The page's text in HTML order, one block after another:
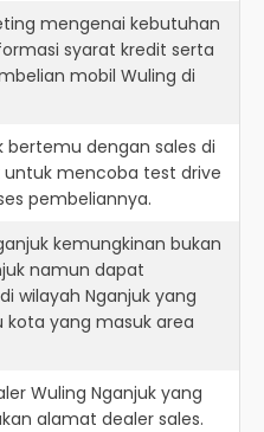
mengenai kebutuhan
syarat kredit serta
mobil Wuling di
bertemu dengan sales di
untuk mencoba test drive
pembeliannya.
kemungkinan bukan
namun dapat
wilayah Nganjuk yang
yang masuk area
Wuling Nganjuk yang
alamat dealer sales.